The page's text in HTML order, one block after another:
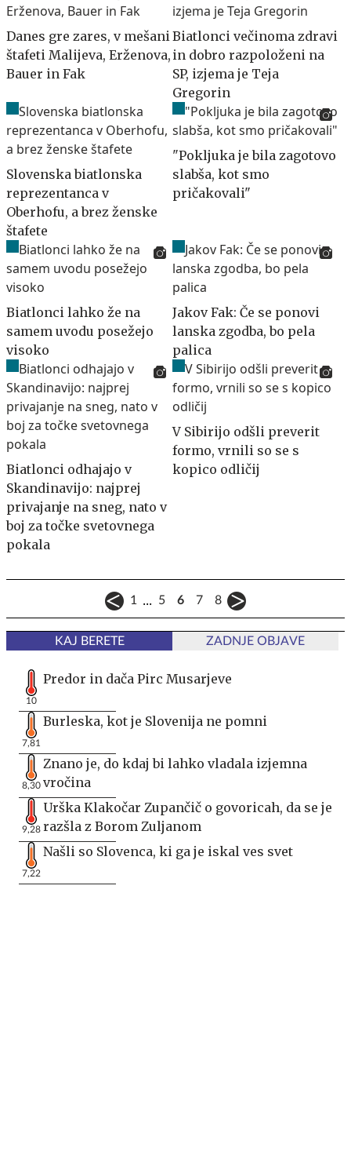
Danes gre zares, v mešani
štafeti Malijeva, Erženova,
Bauer in Fak
Biatlonci večinoma zdravi
in dobro razpoloženi na
SP, izjema je Teja
Gregorin
Slovenska biatlonska
reprezentanca v
Oberhofu, a brez ženske
štafete
"Pokljuka je bila zagotovo
slabša, kot smo
pričakovali"
Biatlonci lahko že na
samem uvodu posežejo
visoko
Jakov Fak: Če se ponovi
lanska zgodba, bo pela
palica
Biatlonci odhajajo v
Skandinavijo: najprej
privajanje na sneg, nato v
boj za točke svetovnega
pokala
V Sibirijo odšli preverit
formo, vrnili so se s
kopico odličij
1 ... 5 6 7 8
KAJ BERETE ZADNJE OBJAVE
10
Predor in dača Pirc Musarjeve
7,81
Burleska, kot je Slovenija ne pomni
8,30
Znano je, do kdaj bi lahko vladala izjemna
vročina
9,28
Urška Klakočar Zupančič o govoricah, da se je
razšla z Borom Zuljanom
7,22
Našli so Slovenca, ki ga je iskal ves svet